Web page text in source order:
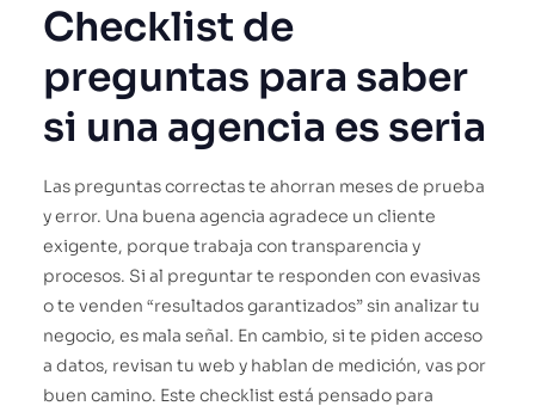
Checklist de
preguntas para saber
si una agencia es seria
Las preguntas correctas te ahorran meses de prueba
y error. Una buena agencia agradece un cliente
exigente, porque trabaja con transparencia y
procesos. Si al preguntar te responden con evasivas
o te venden “resultados garantizados” sin analizar tu
negocio, es mala señal. En cambio, si te piden acceso
a datos, revisan tu web y hablan de medición, vas por
buen camino. Este checklist está pensado para